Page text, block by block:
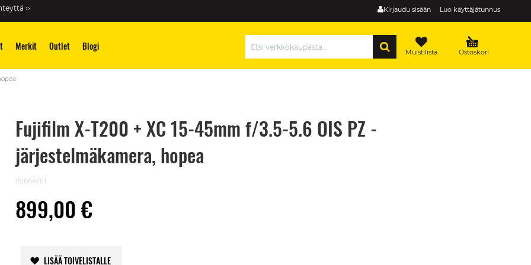
Kirjaudu sisään Luo käyttäjätunnus
››
Merkit Outlet Blogi Ostoskori
Muistilista
Fujifilm X-T200 + XC 15-45mm f/3.5-5.6 OIS PZ -
järjestelmäkamera, hopea
1516647111
899,00 €
LISÄÄ TOIVELISTALLE